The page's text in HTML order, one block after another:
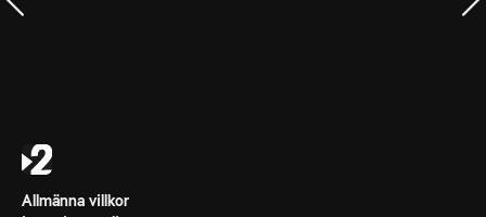
Allmänna villkor